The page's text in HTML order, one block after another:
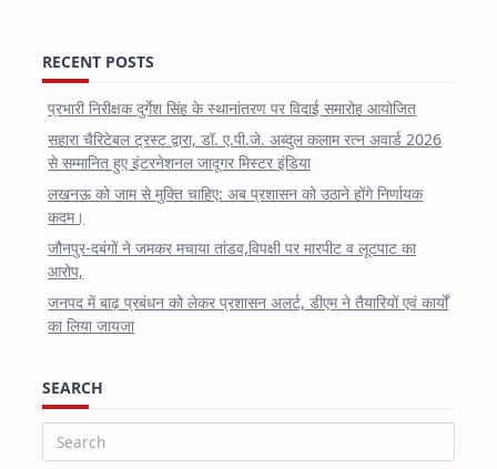
RECENT POSTS
प्रभारी निरीक्षक दुर्गेश सिंह के स्थानांतरण पर विदाई समारोह आयोजित
सहारा चैरिटेबल ट्रस्ट द्वारा, डॉ. ए.पी.जे. अब्दुल कलाम रत्न अवार्ड 2026
से सम्मानित हुए इंटरनेशनल जादूगर मिस्टर इंडिया
लखनऊ को जाम से मुक्ति चाहिए: अब प्रशासन को उठाने होंगे निर्णायक
कदम।
जौनपुर-दबंगों ने जमकर मचाया तांडव,विपक्षी पर मारपीट व लूटपाट का
आरोप,
जनपद में बाढ़ प्रबंधन को लेकर प्रशासन अलर्ट, डीएम ने तैयारियों एवं कार्यों
का लिया जायजा
SEARCH
Search